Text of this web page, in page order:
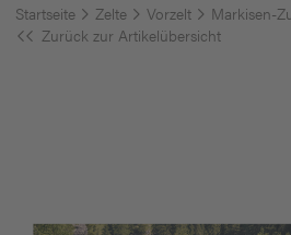
Startseite Zelte Vorzelt
Markisen-
Zurück zur Artikelübersicht